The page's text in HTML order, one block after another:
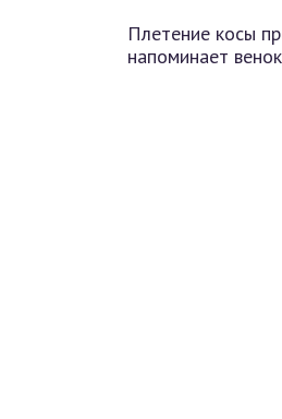
Плетение косы
напоминает